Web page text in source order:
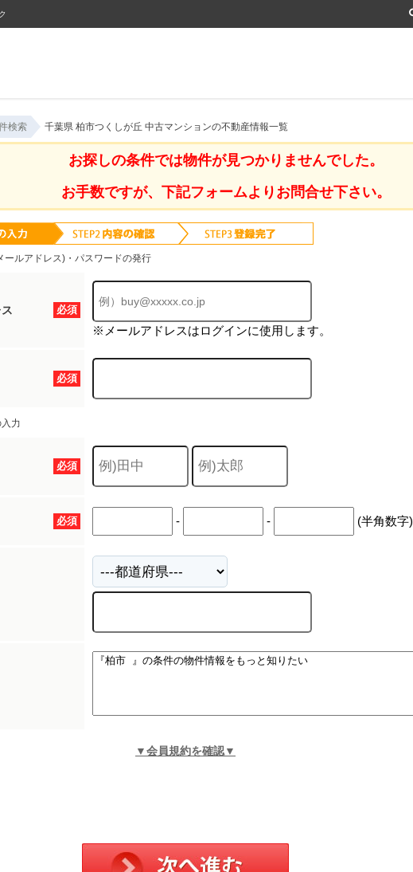
検索 千葉県 柏市つくしが丘 中古マンションの不動産情報一覧
お探しの条件では物件が見つかりませんでした。
お手数ですが、下記フォームよりお問合せ下さい。
ールアドレス)・パスワードの発行
必須
※メールアドレスはログインに使用します。
必須
力
必須
必須 - - (半角数字)
▼会員規約を確認▼